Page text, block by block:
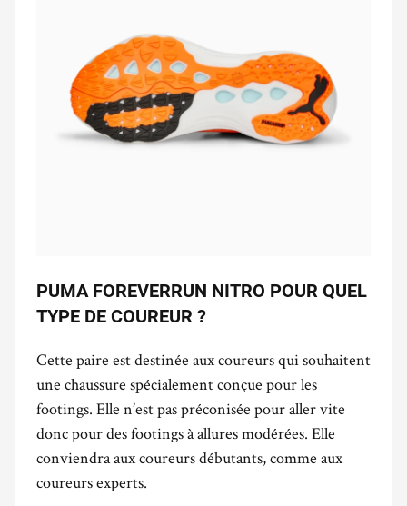
PUMA FOREVERRUN NITRO POUR QUEL
TYPE DE COUREUR ?
Cette paire est destinée aux coureurs qui souhaitent
une chaussure spécialement conçue pour les
footings. Elle n’est pas préconisée pour aller vite
donc pour des footings à allures modérées. Elle
conviendra aux coureurs débutants, comme aux
coureurs experts.